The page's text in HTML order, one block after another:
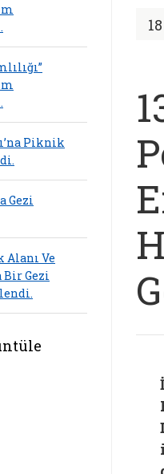
Piknik
Gezi
Alanı Ve
Bir Gezi